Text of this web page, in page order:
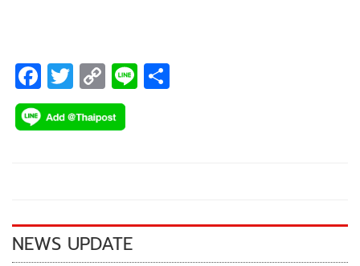
F
ac
e
k
T
wi
tt
C
o
p
k
Li
NEWS UPDATE